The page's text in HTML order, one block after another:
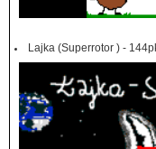
Lajka (Superrotor ) -